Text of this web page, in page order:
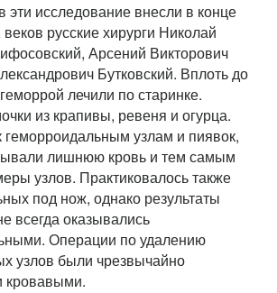
эти исследование внесли в конце
русские хирурги Николай
Арсений Викторович
Бутковский. Вплоть до
лечили по старинке.
из крапивы, ревеня и огурца.
узлам и пиявок,
лишнюю кровь и тем самым
узлов. Практиковалось также
под нож, однако результаты
всегда оказывались
Операции по удалению
узлов были чрезвычайно
кровавыми.